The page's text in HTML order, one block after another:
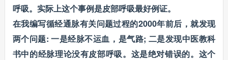
呼吸。实际上这个事例是皮部呼吸最好例证。
在我编写循经通脉有关问题过程的2000年前后，就发现
两个问题: 一是经脉不运血，是气路; 二是发现中医教科
书中的经脉理论没有皮部呼吸。这是绝对错误的。这个